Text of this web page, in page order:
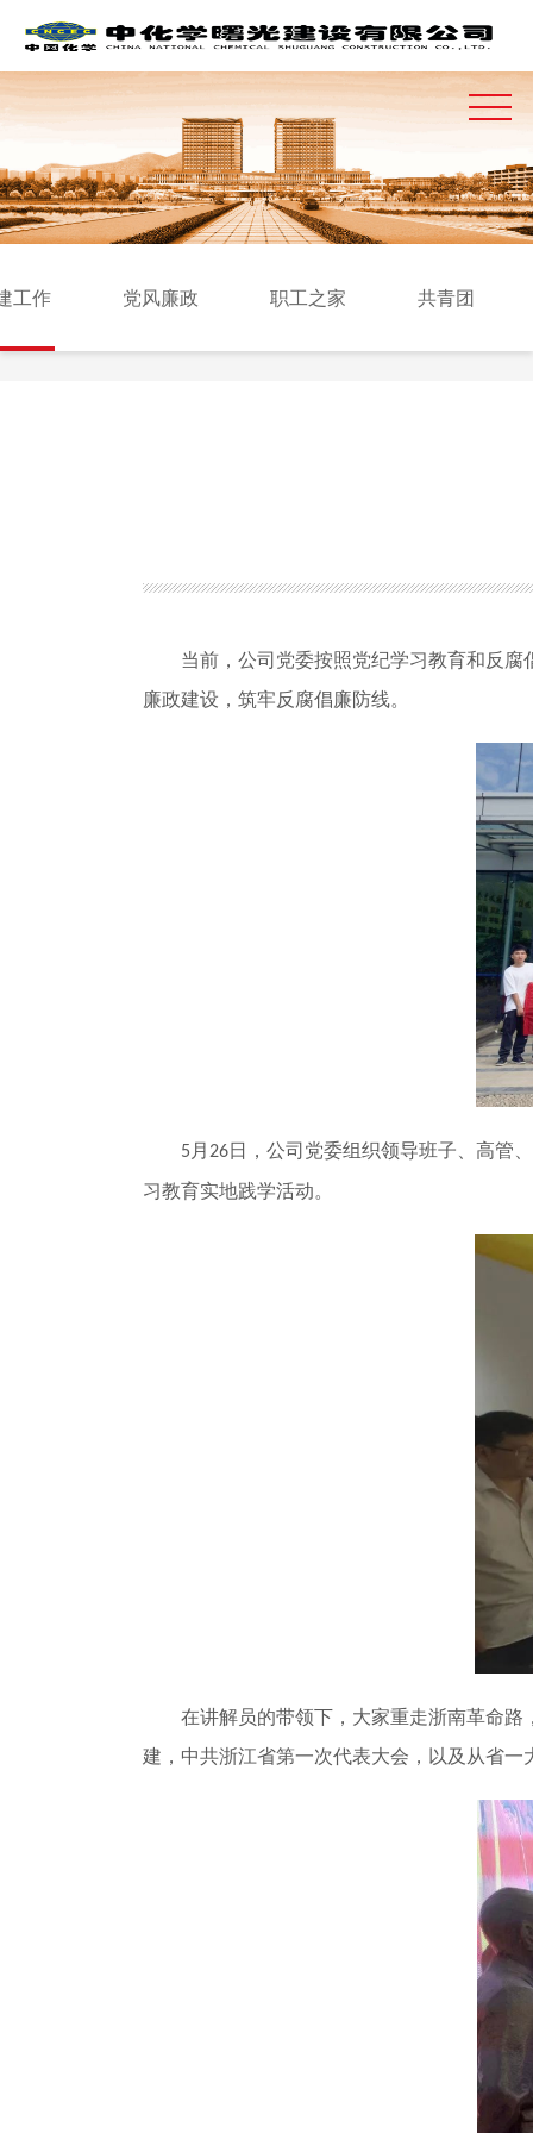
工作 党风廉政 职工之家 共青团
当前，公司党委按照党纪学习教育和反
廉政建设，筑牢反腐倡廉防线。
5月 26日，公司党委组织领导班子、高管
习教育实地践学活动。
在讲解员的带领下，大家重走浙南革命
建，中共浙江省第一次代表大会，以及从省